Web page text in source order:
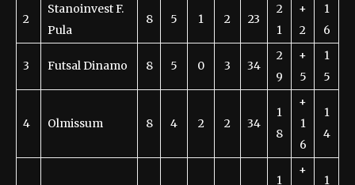
2
Stanoinvest F.
Pula
8 5 1 2 23
2
1
+
2
1
6
3 Futsal Dinamo 8 5 0 3 34
2
9
+
5
1
5
4 Olmissum 8 4 2 2 34
1
8
+
1
6
1
4
1
+
1